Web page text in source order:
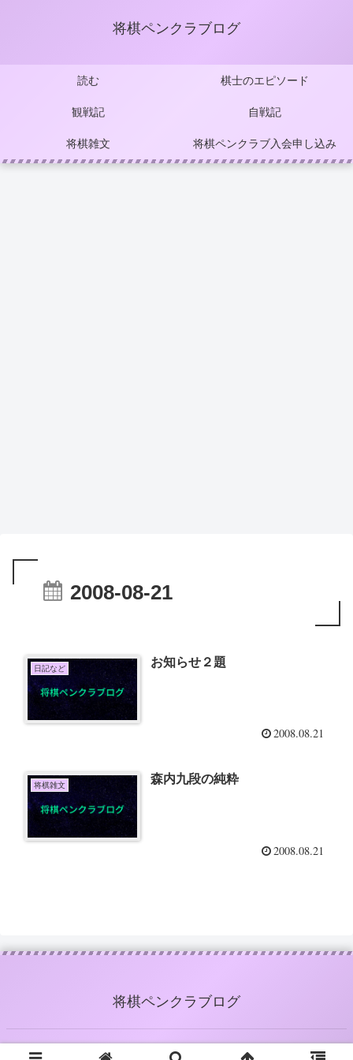
将棋ペンクラブログ
読む 棋士のエピソード
観戦記 自戦記
将棋雑文 将棋ペンクラブ入会申し込み
2008-08-21
日記など お知らせ２題
2008.08.21
将棋雑文 森内九段の純粋
2008.08.21
将棋ペンクラブログ